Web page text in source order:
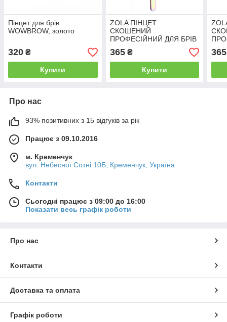
Пінцет для брів
WOWBROW, золото
320 ₴
Купити
ZOLA ПІНЦЕТ
СКОШЕНИЙ
ПРОФЕСІЙНИЙ ДЛЯ БРІВ
RAINBOW
365₴
Купити
365
Про нас
93% позитивних з 15 відгуків за рік
Працює з 09.10.2016
м. Кременчук
вул. Небесної Сотні 10Б, Кременчук, Україна
Контакти
Сьогодні працює з 09:00 до 16:00
Показати весь графік роботи
Про нас
Контакти
Доставка та оплата
Графік роботи